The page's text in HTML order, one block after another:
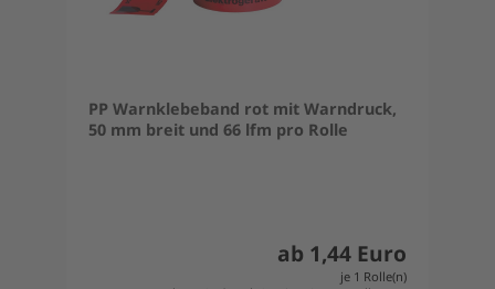
PP Warnklebeband rot mit Warndruck,
50 mm breit und 66 lfm pro Rolle
ab 1,44 Euro
je 1 Rolle(n)